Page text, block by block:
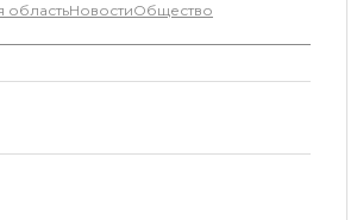
областьНовостиОбщество